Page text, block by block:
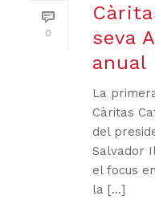
0
seva
anual
La
Càritas
del
Salvador
el focus
la [...]